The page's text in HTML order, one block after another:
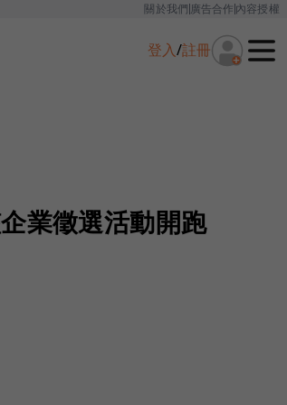
關於我們廣告合作內容授權
登入/註冊
業徵選活動開跑